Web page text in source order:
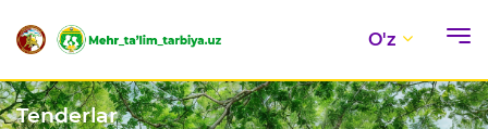
O'z
Tenderlar